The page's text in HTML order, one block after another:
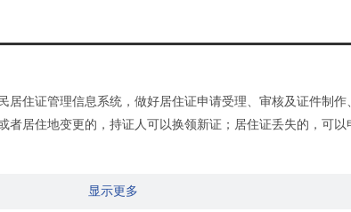
住证管理信息系统，做好居住证申请受理、审核及证件制作
居住地变更的，持证人可以换领新证；居住证丢失的，可以
显示更多